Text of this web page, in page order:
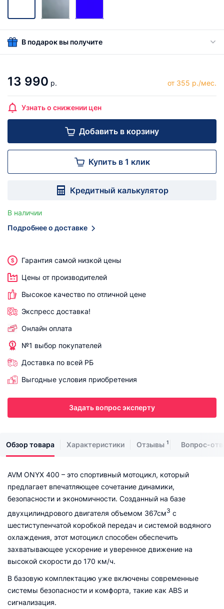
В подарок вы получите
13 990 р. от 355 р./мес.
Узнать о снижении цен
Добавить в корзину
Купить в 1 клик
Кредитный калькулятор
В наличии
Подробнее о доставке
Гарантия самой низкой цены
Цены от производителей
Высокое качество по отличной цене
Экспресс доставка!
Онлайн оплата
№1 выбор покупателей
Доставка по всей РБ
Выгодные условия приобретения
Задать вопрос эксперту
Обзор товара Характеристики Отзывы 1 Вопрос-
AVM ONYX 400 – это спортивный мотоцикл, который
предлагает впечатляющее сочетание динамики,
безопасности и экономичности. Созданный на базе
двухцилиндрового двигателя объемом 367см3 с
шестиступенчатой коробкой передач и системой водяного
охлаждения, этот мотоцикл способен обеспечить
захватывающее ускорение и уверенное движение на
высокой скорости до 170 км/ч.
В базовую комплектацию уже включены современные
системы безопасности и комфорта, такие как ABS и
сигнализация.